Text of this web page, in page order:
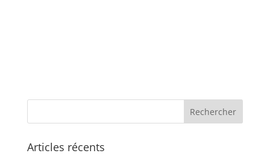
Articles récents